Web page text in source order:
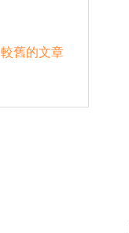
較舊的文章